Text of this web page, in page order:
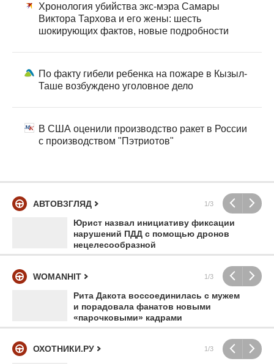
Хронология убийства экс-мэра Самары
Виктора Тархова и его жены: шесть
шокирующих фактов, новые подробности
По факту гибели ребенка на пожаре в Кызыл-
Таше возбуждено уголовное дело
В США оценили производство ракет в России
с производством "Пэтриотов"
АВТОВЗГЛЯД 1/3
Юрист назвал инициативу фиксации
нарушений ПДД с помощью дронов
нецелесообразной
WOMANHIT 1/3
Рита Дакота воссоединилась с мужем
и порадовала фанатов новыми
«парочковыми» кадрами
ОХОТНИКИ.РУ 1/3